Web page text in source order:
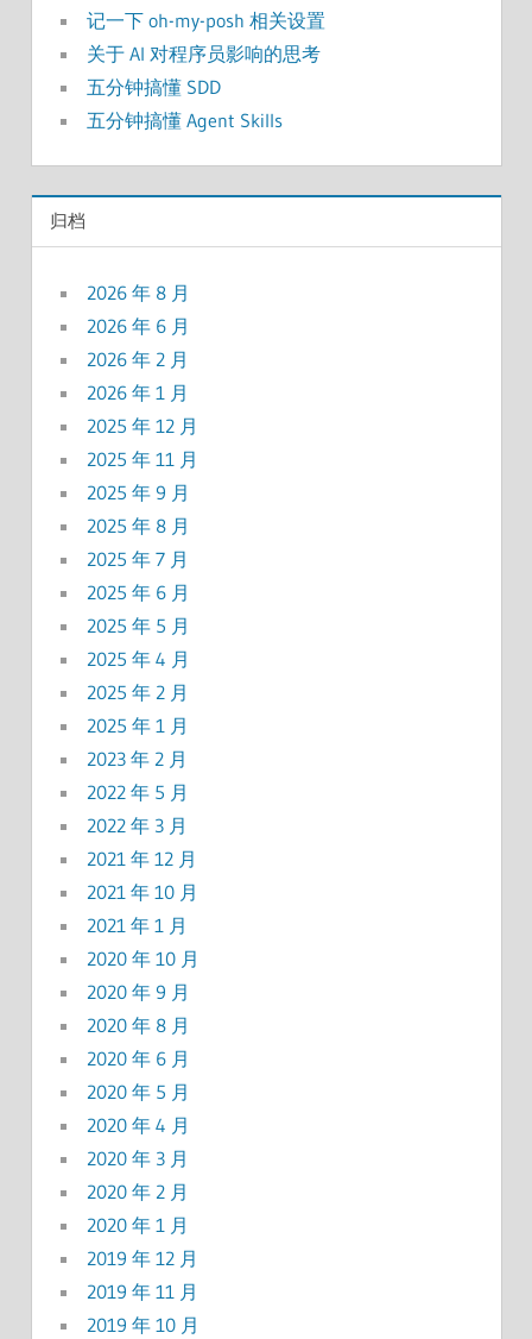
记一下 oh-my-posh 相关设置
关于 AI 对程序员影响的思考
五分钟搞懂 SDD
五分钟搞懂 Agent Skills
归档
2026 年 8 月
2026 年 6 月
2026 年 2 月
2026 年 1 月
2025 年 12 月
2025 年 11 月
2025 年 9 月
2025 年 8 月
2025 年 7 月
2025 年 6 月
2025 年 5 月
2025 年 4 月
2025 年 2 月
2025 年 1 月
2023 年 2 月
2022 年 5 月
2022 年 3 月
2021 年 12 月
2021 年 10 月
2021 年 1 月
2020 年 10 月
2020 年 9 月
2020 年 8 月
2020 年 6 月
2020 年 5 月
2020 年 4 月
2020 年 3 月
2020 年 2 月
2020 年 1 月
2019 年 12 月
2019 年 11 月
2019 年 10 月